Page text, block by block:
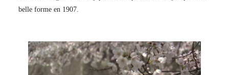
belle forme en 1907.